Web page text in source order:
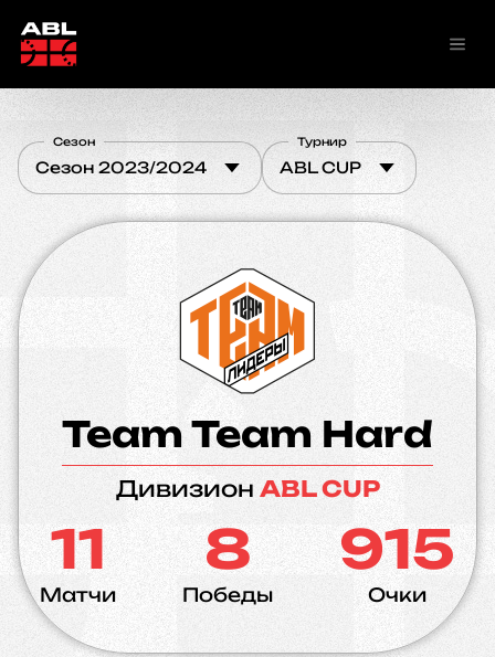
Сезон 2023/2024
Сезон
ABL CUP
Турнир
Team Team Hard
Дивизион ABL CUP
11
Матчи
8
Победы
915
Очки